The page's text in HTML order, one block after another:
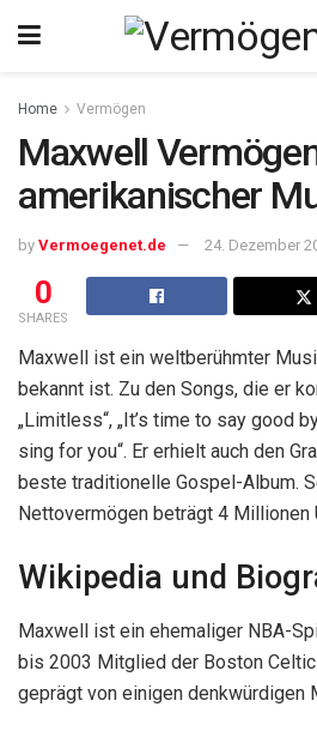
Home Vermögen
Maxwell
amerikanischer
by Vermoegenet.de 24. Dezember
0
SHARES
Maxwell ist ein weltberühmter
bekannt ist. Zu den Songs, die er
„Limitless“, „It’s time to say good
sing for you“. Er erhielt auch den
beste traditionelle Gospel-Album.
Nettovermögen beträgt 4 Millionen
Wikipedia und
Maxwell ist ein ehemaliger NBA-
bis 2003 Mitglied der Boston
geprägt von einigen denkwürdigen